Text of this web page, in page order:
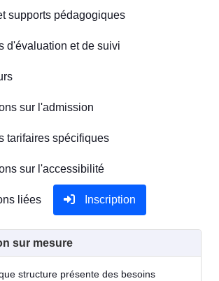
supports pédagogiques
d'évaluation et de suivi
sur l'admission
tarifaires spécifiques
sur l'accessibilité
liées Inscription
sur mesure
structure présente des besoins